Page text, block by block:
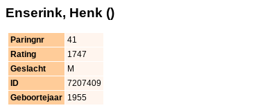
Enserink, Henk ()
Paringnr
41
Rating
1747
Geslacht
M
ID
7207409
Geboortejaar 1955